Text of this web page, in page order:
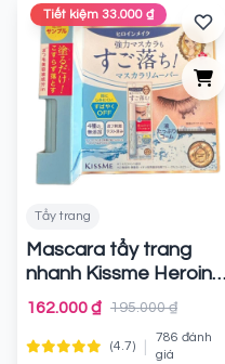
Tiết kiệm 33.000 ₫
Tẩy trang
Mascara tẩy trang
nhanh Kissme Heroine
Make Speedy
Mascara Remover
Chính hãng
162.000 ₫ 195.000 ₫
(4.7)
786 đánh
giá